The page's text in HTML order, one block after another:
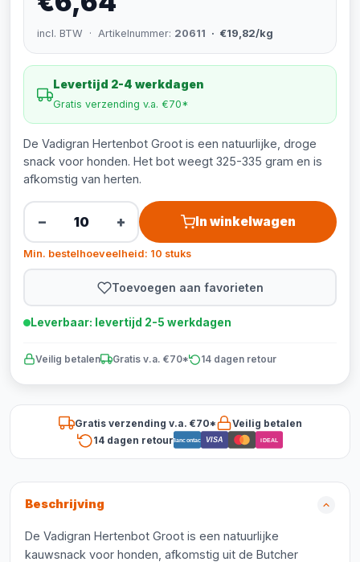
incl. BTW · Artikelnummer: 20611 · €19,82/kg
Levertijd 2-4 werkdagen
Gratis verzending v.a. €70*
De Vadigran Hertenbot Groot is een natuurlijke, droge
snack voor honden. Het bot weegt 325-335 gram en is
afkomstig van herten.
− + In winkelwagen
Min. bestelhoeveelheid: 10 stuks
Toevoegen aan favorieten
Leverbaar: levertijd 2-5 werkdagen
Veilig betalen Gratis v.a. €70* 14 dagen retour
Gratis verzending v.a. €70*
Veilig betalen
14 dagen retourBancontact VISA iDEAL
Beschrijving
De Vadigran Hertenbot Groot is een natuurlijke
kauwsnack voor honden, afkomstig uit de Butcher